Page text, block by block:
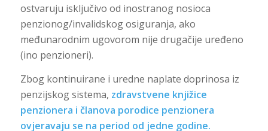
ostvaruju isključivo od inostranog nosioca
penzionog/invalidskog osiguranja, ako
međunarodnim ugovorom nije drugačije uređeno
(ino penzioneri).
Zbog kontinuirane i uredne naplate doprinosa iz
penzijskog sistema, zdravstvene knjižice
penzionera i članova porodice penzionera
ovjeravaju se na period od jedne godine.